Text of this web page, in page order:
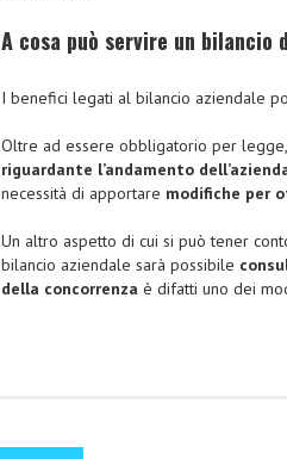
A cosa può servire un bilancio
I benefici legati al bilancio aziendale
Oltre ad essere obbligatorio per
riguardante l’andamento
necessità di apportare modifiche per
Un altro aspetto di cui si può tener
bilancio aziendale sarà possibile
della concorrenza è difatti uno dei